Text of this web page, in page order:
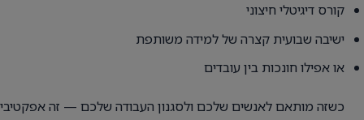
קורס דיגיטלי חיצוני
ישיבה שבועית קצרה של למידה משותפת
או אפילו חונכות בין עובדים
כשזה מותאם לאנשים שלכם ולסגנון העבודה שלכם — זה אפקטיבי